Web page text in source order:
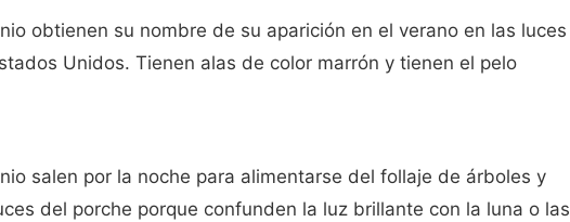
obtienen su nombre de su aparición en el verano en las luces
Unidos. Tienen alas de color marrón y tienen el pelo
salen por la noche para alimentarse del follaje de árboles y
del porche porque confunden la luz brillante con la luna o las